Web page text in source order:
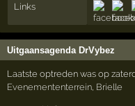
Links
Uitgaansagenda DrVybez
Laatste optreden was op
Evenemententerrein Brielle